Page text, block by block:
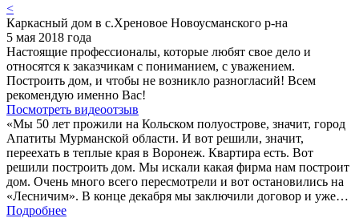
<
Каркасный дом в с.Хреновое Новоусманского р-на
5 мая 2018 года
Настоящие профессионалы, которые любят свое дело и
относятся к заказчикам с пониманием, с уважением.
Построить дом, и чтобы не возникло разногласий! Всем
рекомендую именно Вас!
Посмотреть видеоотзыв
«Мы 50 лет прожили на Кольском полуострове, значит, город
Апатиты Мурманской области. И вот решили, значит,
переехать в теплые края в Воронеж. Квартира есть. Вот
решили построить дом. Мы искали какая фирма нам построит
дом. Очень много всего пересмотрели и вот остановились на
«Лесничим». В конце декабря мы заключили договор и уже…
Подробнее